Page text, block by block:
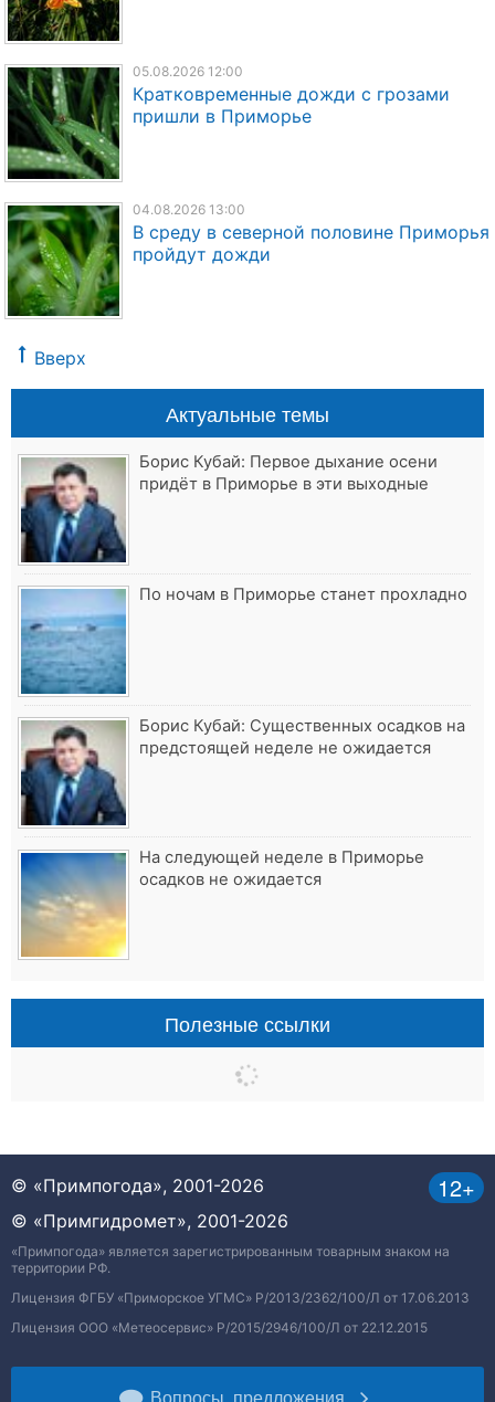
05.08.2026 12:00
Кратковременные дожди с грозами
пришли в Приморье
04.08.2026 13:00
В среду в северной половине Приморья
пройдут дожди
Вверх
Актуальные темы
Борис Кубай: Первое дыхание осени
придёт в Приморье в эти выходные
По ночам в Приморье станет прохладно
Борис Кубай: Существенных осадков на
предстоящей неделе не ожидается
На следующей неделе в Приморье
осадков не ожидается
Полезные ссылки
12+
© «Примпогода», 2001-2026
© «Примгидромет», 2001-2026
«Примпогода» является зарегистрированным товарным знаком на
территории РФ.
Лицензия ФГБУ «Приморское УГМС» Р/2013/2362/100/Л от 17.06.2013
Лицензия ООО «Метеосервис» Р/2015/2946/100/Л от 22.12.2015